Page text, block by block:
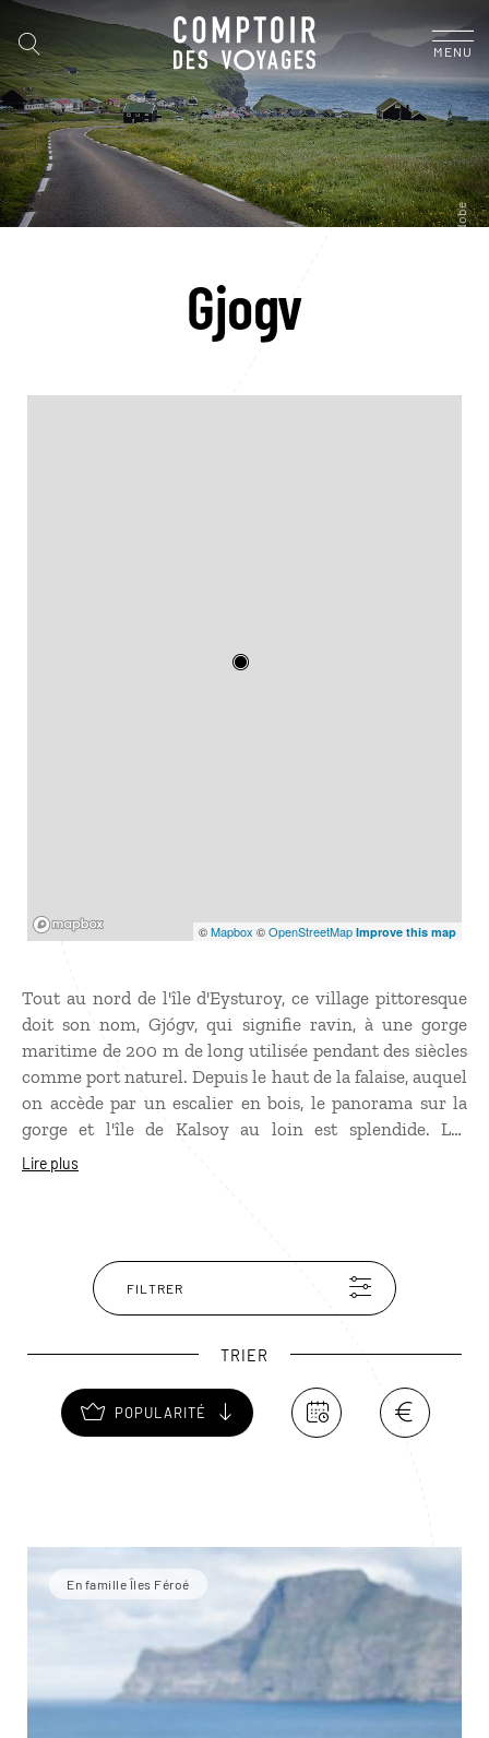
MENU
Gjogv
©Mapbox ©OpenStreetMap Improve this map
Tout au nord de l'île d'Eysturoy, ce village pittoresque
doit son nom, Gjógv, qui signifie ravin, à une gorge
maritime de 200 m de long utilisée pendant des siècles
comme port naturel. Depuis le haut de la falaise, auquel
on accède par un escalier en bois, le panorama sur la
gorge et l'île de Kalsoy au loin est splendide. Les
macareux moines, qui nichent au cœur du ravin,
Lire plus
FILTRER
TRIER
POPULARITÉ
En famille Îles Féroé